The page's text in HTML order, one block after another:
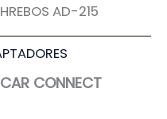
AD-215
CONNECT